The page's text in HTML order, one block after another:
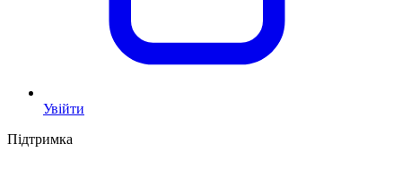
Увійти
Підтримка